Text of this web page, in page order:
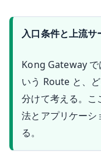
入口条件と上流
Kong Gateway で
いう Route と、
分けて考える。こ
法とアプリケーシ
る。